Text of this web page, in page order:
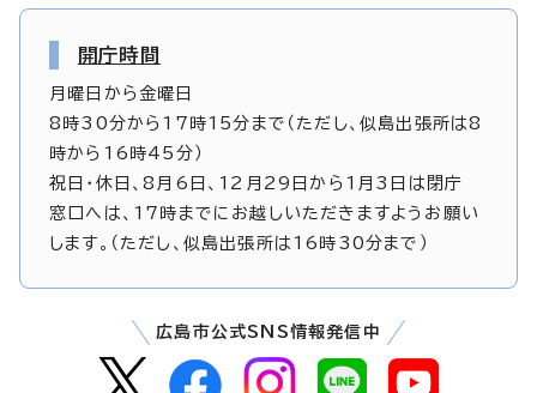
開庁時間
月曜日から金曜日
8時30分から17時15分まで（ただし、似島出張所は8
時から16時45分）
祝日・休日、8月6日、12月29日から1月3日は閉庁
窓口へは、17時までにお越しいただきますようお願い
します。（ただし、似島出張所は16時30分まで）
広島市公式SNS情報発信中